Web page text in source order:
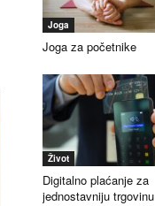
Joga
Joga za početnike
Život
Digitalno plaćanje za
jednostavniju trgovinu